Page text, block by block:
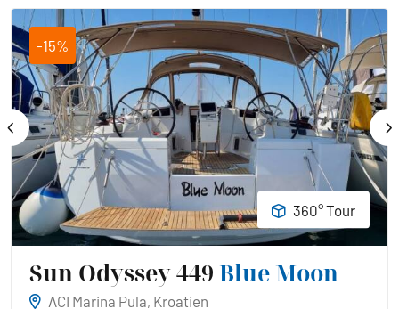
-15%
Sun Odyssey 449 Blue Moon
ACI Marina Pula, Kroatien
360° Tour